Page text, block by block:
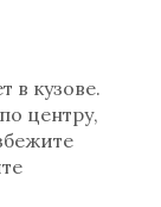
в кузове.
центру,